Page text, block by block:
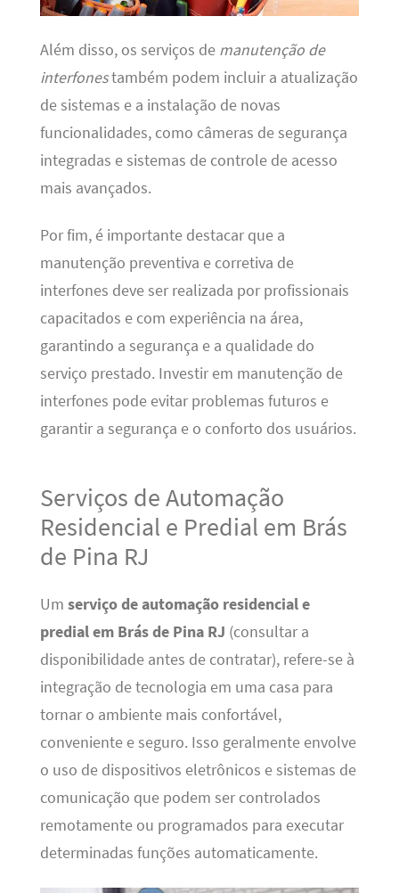
Além disso, os serviços de manutenção de
interfonestambém podem incluir a atualização
de sistemas e a instalação de novas
funcionalidades, como câmeras de segurança
integradas e sistemas de controle de acesso
mais avançados.
Por fim, é importante destacar que a
manutenção preventiva e corretiva de
interfones deve ser realizada por profissionais
capacitados e com experiência na área,
garantindo a segurança e a qualidade do
serviço prestado. Investir em manutenção de
interfones pode evitar problemas futuros e
garantir a segurança e o conforto dos usuários.
Serviços de Automação
Residencial e Predial em Brás
de Pina RJ
Um serviço de automação residencial e
predial em Brás de Pina RJ (consultar a
disponibilidade antes de contratar), refere-se à
integração de tecnologia em uma casa para
tornar o ambiente mais confortável,
conveniente e seguro. Isso geralmente envolve
o uso de dispositivos eletrônicos e sistemas de
comunicação que podem ser controlados
remotamente ou programados para executar
determinadas funções automaticamente.